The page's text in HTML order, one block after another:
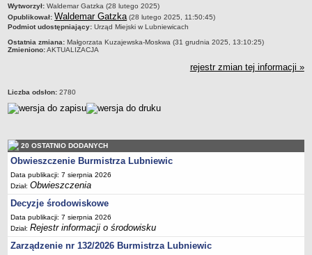
Informacja turystyczna
Regulamin i schemat organizacyjny
Przewodnik po urzędzie
Oświadczenia majątkowe
Raporty
Transmisja z obrad sesji
Zadania i uprawnienia
Skład Rady Miejskiej
Plan pracy Rady Miejskiej
Terminy posiedzeń Rady
Głosowania
metryczka
Wytworzył: Waldemar Gatzka (28 lutego 2025)
Opublikował: Waldemar Gatzka(28 lutego 2025, 11:50:45)
Podmiot udostępniający: Urząd Miejski w Lubniewicach
Ostatnia zmiana: Małgorzata Kuzajewska-Moskwa (31 grudnia 2025, 13:10:25)
Zmieniono:AKTUALIZACJA
rejestr zmian tej informacji »
Liczba odsłon: 2780
20 OSTATNIO DODANYCH
Obwieszczenie Burmistrza Lubniewic
Data publikacji: 7 sierpnia 2026
Dział:Obwieszczenia
Decyzje środowiskowe
Data publikacji: 7 sierpnia 2026
Dział:Rejestr informacji o środowisku
Zarządzenie nr 132/2026 Burmistrza Lubniewic